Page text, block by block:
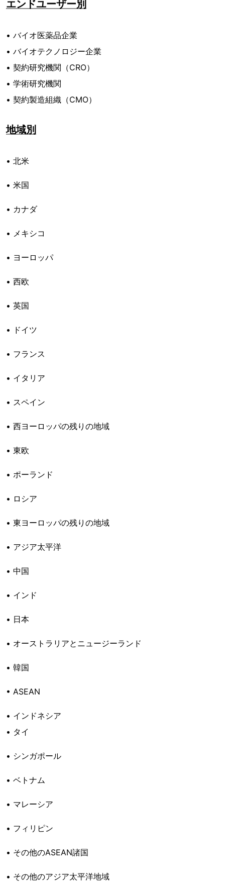
エンドユーザー別
• バイオ医薬品企業
• バイオテクノロジー企業
• 契約研究機関（CRO）
• 学術研究機関
• 契約製造組織（CMO）
地域別
• 北米
• 米国
• カナダ
• メキシコ
• ヨーロッパ
• 西欧
• 英国
• ドイツ
• フランス
• イタリア
• スペイン
• 西ヨーロッパの残りの地域
• 東欧
• ポーランド
• ロシア
• 東ヨーロッパの残りの地域
• アジア太平洋
• 中国
• インド
• 日本
• オーストラリアとニュージーランド
• 韓国
• ASEAN
• インドネシア
• タイ
• シンガポール
• ベトナム
• マレーシア
• フィリピン
• その他のASEAN諸国
• その他のアジア太平洋地域